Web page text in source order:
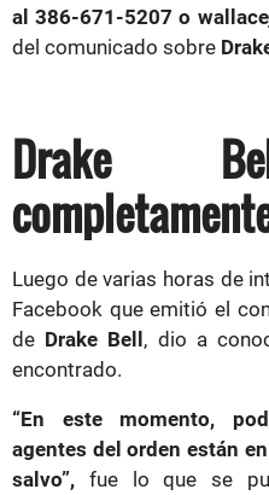
al 386-671-5207 o
del comunicado sobre
Drake
Luego de varias horas de
Facebook que emitió el
de Drake Bell, dio a
encontrado.
“En este momento,
agentes del orden están
salvo”, fue lo que se